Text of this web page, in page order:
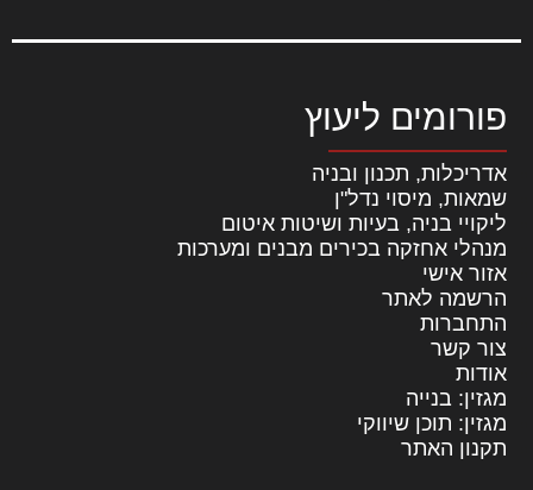
פורומים ליעוץ
אדריכלות, תכנון ובניה
שמאות, מיסוי נדל"ן
ליקויי בניה, בעיות ושיטות איטום
מנהלי אחזקה בכירים מבנים ומערכות
אזור אישי
הרשמה לאתר
התחברות
צור קשר
אודות
מגזין: בנייה
מגזין: תוכן שיווקי
תקנון האתר